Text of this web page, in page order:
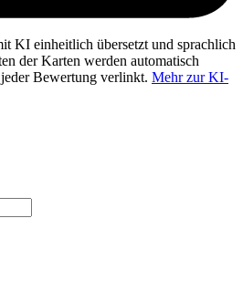
KI einheitlich übersetzt und sprachlich
der Karten werden automatisch
Bewertung verlinkt. Mehr zur KI-